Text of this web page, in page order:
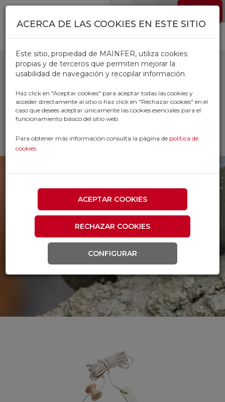
Pasar al contenido principal
PLOMADAS
Inicio Productos
CONSTRUCCION
PLOMADAS
ACERCA DE LAS COOKIES EN ESTE SITIO
Este sitio, propiedad de MAINFER, utiliza cookies
propias y de terceros que permiten mejorar la
usabilidad de navegación y recopilar información.
Haz click en "Aceptar cookies" para aceptar todas las cookies y
acceder directamente al sitio o haz click en "Rechazar cookies" en el
caso que desees aceptar únicamente las cookies esenciales para el
funcionamiento básico del sitio web.
Para obtener más información consulta la página de política de
cookies
ACEPTAR COOKIES
RECHAZAR COOKIES
CONFIGURAR